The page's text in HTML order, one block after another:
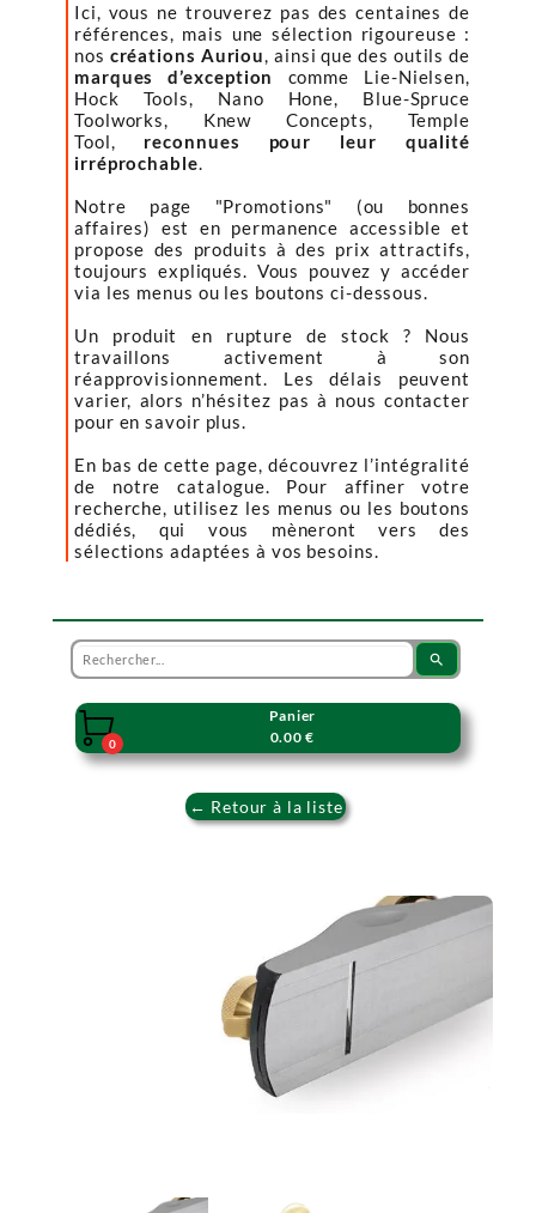
Ici, vous ne trouverez pas des centaines de
références, mais une sélection rigoureuse :
nos créations Auriou, ainsi que des outils de
marques d’exception
comme Lie-Nielsen,
Hock Tools, Nano Hone, Blue-Spruce
Toolworks, Knew Concepts, Temple
Tool, reconnues pour leur qualité
irréprochable.
Notre page "Promotions" (ou bonnes
affaires) est en permanence accessible et
propose des produits à des prix attractifs,
toujours expliqués. Vous pouvez y accéder
via les menus ou les boutons ci-dessous.
Un produit en rupture de stock ? Nous
travaillons activement à son
réapprovisionnement. Les délais peuvent
varier, alors n’hésitez pas à nous contacter
pour en savoir plus.
En bas de cette page, découvrez l’intégralité
de notre catalogue. Pour affiner votre
recherche, utilisez les menus ou les boutons
dédiés, qui vous mèneront vers des
sélections adaptées à vos besoins.
search

0
Panier
0.00 €
← Retour à la liste